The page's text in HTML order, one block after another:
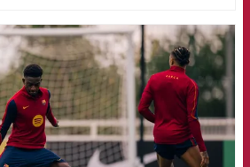
FCB Barcelona badge